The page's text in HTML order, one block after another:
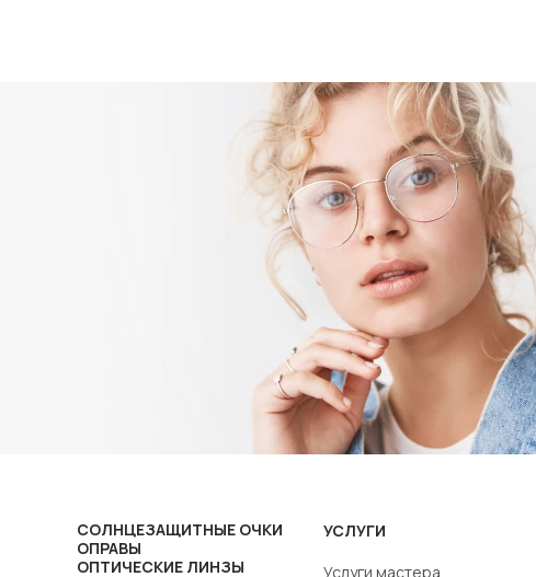
СОЛНЦЕЗАЩИТНЫЕ ОЧКИ
ОПРАВЫ
ОПТИЧЕСКИЕ ЛИНЗЫ
УСЛУГИ
Услуги мастера